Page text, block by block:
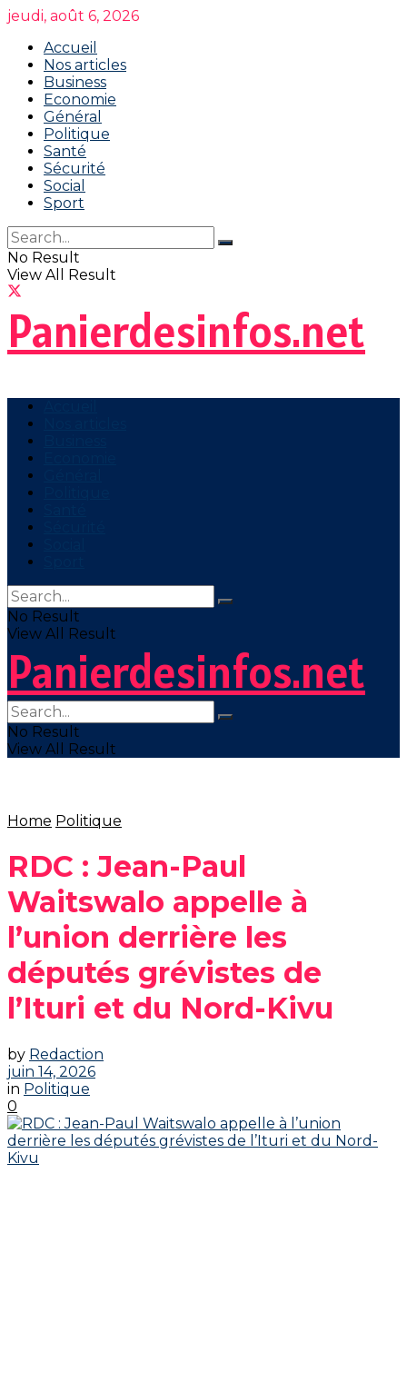
jeudi, août 6, 2026
Accueil
Nos articles
Business
Economie
Général
Politique
Santé
Sécurité
Social
Sport
No Result
View All Result
Panierdesinfos.net
No Result
View All Result
Panierdesinfos.net
No Result
View All Result
Home Politique
‎RDC : Jean-Paul
Waitswalo appelle à
l’union derrière les
députés grévistes de
l’Ituri et du Nord-Kivu‎
by Redaction
juin 14, 2026
in Politique
0